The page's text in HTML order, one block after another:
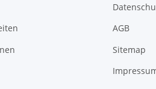
AGB
Sitemap